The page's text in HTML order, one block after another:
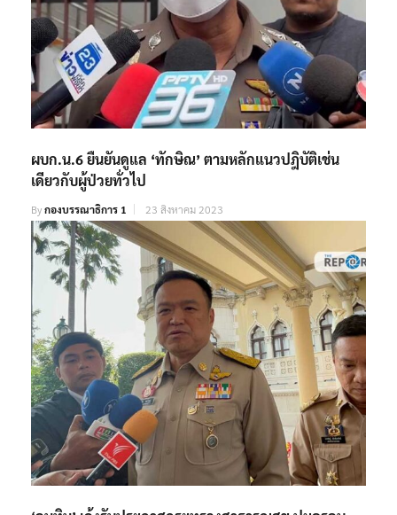
ผบก.น.6 ยืนยันดูแล ‘ทักษิณ’ ตามหลักแนวปฎิบัติเช่น
เดียวกับผู้ป่วยทั่วไป
Byกองบรรณาธิการ 1 23 สิงหาคม 2023